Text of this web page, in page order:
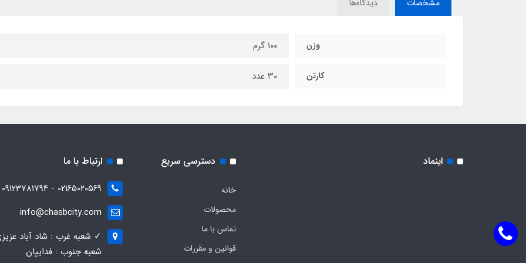
مشخصات دیدگاه‌ها
وزن ۱۰۰ گرم
کارتن ۳۰ عدد
اینماد دسترسی سریع
خانه
محصولات
تماس با ما
قوانین و مقررات
ارتباط با ما
021۶۵۰۲۰۵۶۹ - 09123781794
info@chasbcity.com
✓ شعبه غرب : شاد آباد
شعبه جنوب : فداییان